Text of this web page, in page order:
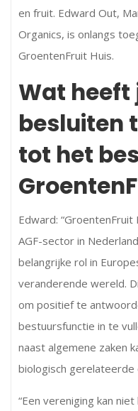
en fruit. Edward Out,
Organics, is onlangs
GroentenFruit Huis.
Wat heeft
besluiten
tot het
Edward:
AGF-sector in
belangrijke rol in
veranderende wereld.
om positief te
bestuursfunctie in te
naast algemene zaken
biologisch gerelateerde
“Een vereniging kan